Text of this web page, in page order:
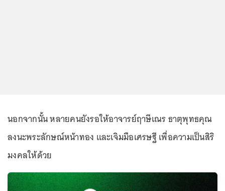
นอกจากนั้น หลายคนยังรอให้อาจารย์ฤาษีเณร ธาตุพุทธคุณ
ลงนะพระลักษณ์หน้าทอง และเจิมมือเศรษฐี เพื่อความเป็นสิริ
มงคลให้ด้วย